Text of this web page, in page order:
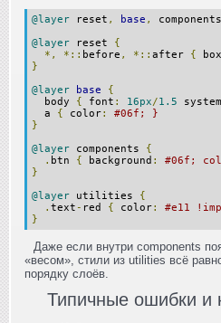
@layer reset , base , components
@layer reset {
*,
*:: before , *:: after { box
}
@layer
base
{
body { font : 16px/1.5 system
a { color:
#06f; }
}
@layer components {
. btn { background :
#06f;
}
@layer utilities {
. text - red { color:
#e11
}
Даже если внутри components
«весом», стили из utilities всё
порядку слоёв.
Типичные ошибки и